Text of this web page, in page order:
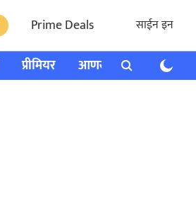
Prime Deals साईन इन
प्रीमियर आणखी राशी भविष्य